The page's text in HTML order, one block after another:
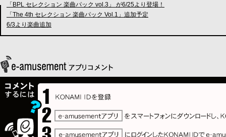
「BPL セレクション 楽曲パック vol.3」 が6/25より登場！
「The 4th セレクション 楽曲パック Vol.1」追加予定
6/3より楽曲追加